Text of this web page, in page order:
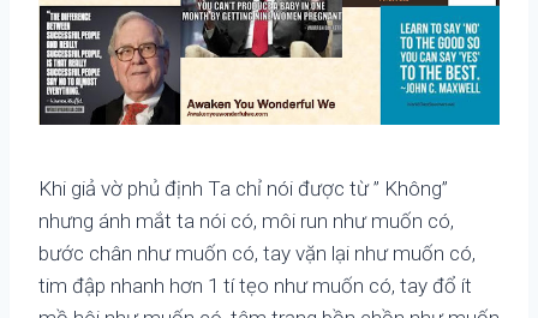
Khi giả vờ phủ định Ta chỉ nói được từ ” Không”
nhưng ánh mắt ta nói có, môi run như muốn có,
bước chân như muốn có, tay vặn lại như muốn có,
tim đập nhanh hơn 1 tí tẹo như muốn có, tay đổ ít